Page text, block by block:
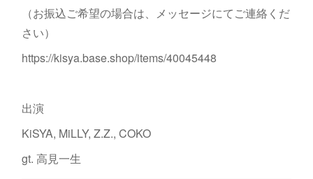
（お振込ご希望の場合は、メッセージにてご連絡くだ
さい）
https://kisya.base.shop/items/40045448
出演
KiSYA, MiLLY, Z.Z., COKO
gt. 高見一生